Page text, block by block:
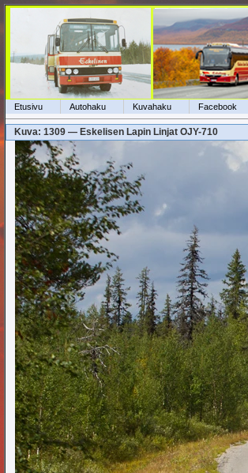
Etusivu Autohaku Kuvahaku Facebook
Kuva: 1309 — Eskelisen Lapin Linjat OJY-710